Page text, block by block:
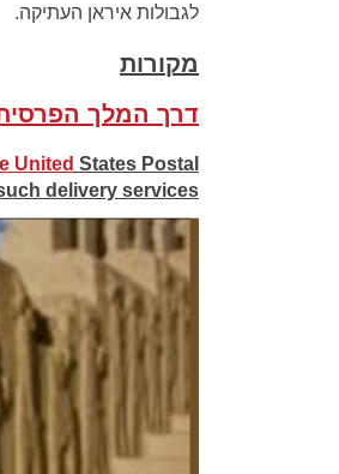
לגבולות איראן העתיקה.
מקורות
דרך המלך
United States Postal
delivery services.